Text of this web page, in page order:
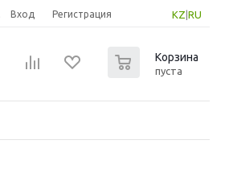
KZ RU
Вход Регистрация
Корзина
пуста